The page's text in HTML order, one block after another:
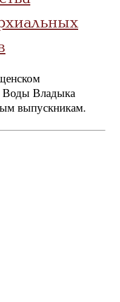
Воды Владыка
выпускникам.